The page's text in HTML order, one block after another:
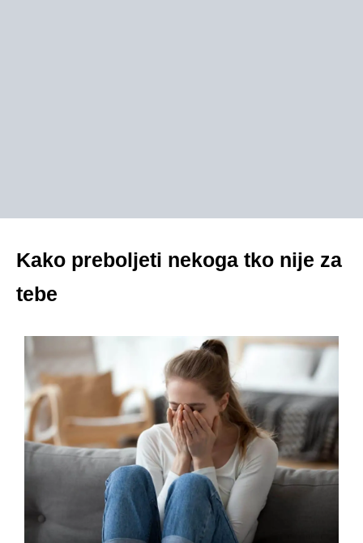
Kako preboljeti nekoga tko nije za
tebe